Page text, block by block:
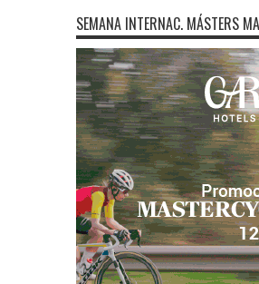
SEMANA INTERNAC. MÁSTERS